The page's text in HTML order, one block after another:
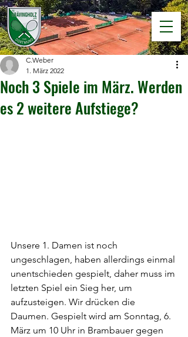
Noch 3 Spiele im März. Werden
es 2 weitere Aufstiege?
C.Weber
1. März 2022
Unsere 1. Damen ist noch
ungeschlagen, haben allerdings einmal
unentschieden gespielt, daher muss im
letzten Spiel ein Sieg her, um
aufzusteigen. Wir drücken die
Daumen. Gespielt wird am Sonntag, 6.
März um 10 Uhr in Brambauer gegen